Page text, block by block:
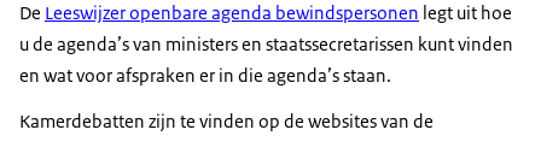
De Leeswijzer openbare agenda bewindspersonen legt uit hoe
u de agenda’s van ministers en staatssecretarissen kunt vinden
en wat voor afspraken er in die agenda’s staan.
Kamerdebatten zijn te vinden op de websites van de